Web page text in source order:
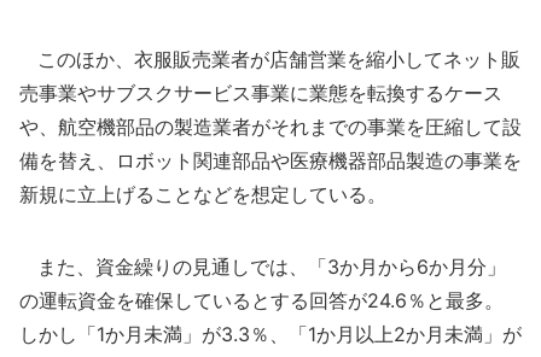
このほか、衣服販売業者が店舗営業を縮小してネット販
売事業やサブスクサービス事業に業態を転換するケース
や、航空機部品の製造業者がそれまでの事業を圧縮して設
備を替え、ロボット関連部品や医療機器部品製造の事業を
新規に立上げることなどを想定している。
また、資金繰りの見通しでは、「3か月から6か月分」
の運転資金を確保しているとする回答が24.6％と最多。
しかし「1か月未満」が3.3％、「1か月以上2か月未満」が